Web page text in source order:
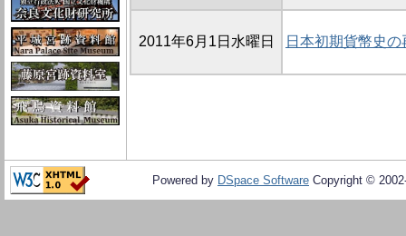
2011年6月1日水曜日 日本初期貨幣史の
Powered by DSpace Software Copyright ©